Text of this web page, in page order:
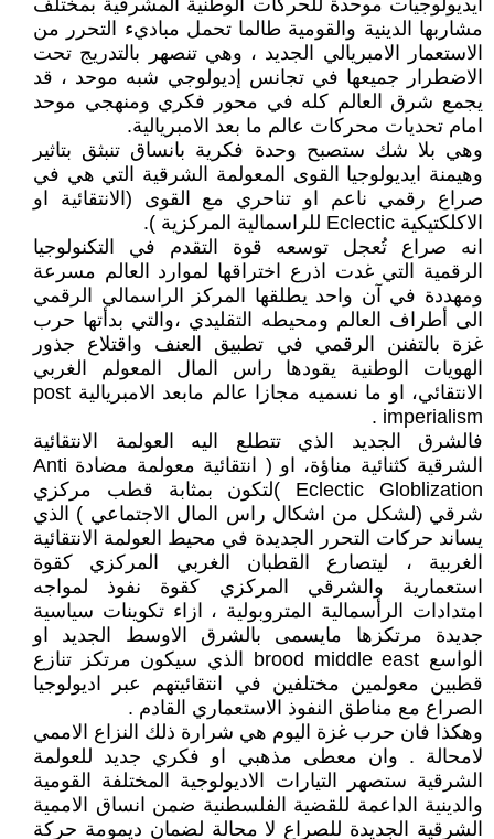
ايديولوجيات موحدة للحركات الوطنية المشرقية بمختلف
مشاربها الدينية والقومية طالما تحمل مباديء التحرر من
الاستعمار الامبريالي الجديد ، وهي تنصهر بالتدريج تحت
الاضطرار جميعها في تجانس إديولوجي شبه موحد ، قد
يجمع شرق العالم كله في محور فكري ومنهجي موحد
امام تحديات محركات عالم ما بعد الامبريالية.
وهي بلا شك ستصبح وحدة فكرية بانساق تنبثق بتاثير
وهيمنة ايديولوجيا القوى المعولمة الشرقية التي هي في
صراع رقمي ناعم او تناحري مع القوى (الانتقائية او
الاكلكتيكية Eclectic للراسمالية المركزية ).
انه صراع تُعجل توسعه قوة التقدم في التكنولوجيا
الرقمية التي غدت اذرع اختراقها لموارد العالم مسرعة
ومهددة في آن واحد يطلقها المركز الراسمالي الرقمي
الى أطراف العالم ومحيطه التقليدي ،والتي بدأتها حرب
غزة بالتفنن الرقمي في تطبيق العنف واقتلاع جذور
الهويات الوطنية يقودها راس المال المعولم الغربي
الانتقائي، او ما نسميه مجازا عالم مابعد الامبريالية post
imperialism .
فالشرق الجديد الذي تتطلع اليه العولمة الانتقائية
الشرقية كثنائية مناؤة، او ( انتقائية معولمة مضادة Anti
Eclectic Globlization )لتكون بمثابة قطب مركزي
شرقي (لشكل من اشكال راس المال الاجتماعي ) الذي
يساند حركات التحرر الجديدة في محيط العولمة الانتقائية
الغربية ، ليتصارع القطبان الغربي المركزي كقوة
استعمارية والشرقي المركزي كقوة نفوذ لمواجه
امتدادات الرأسمالية المتروبولية ، ازاء تكوينات سياسية
جديدة مرتكزها مايسمى بالشرق الاوسط الجديد او
الواسع brood middle east الذي سيكون مرتكز تنازع
قطبين معولمين مختلفين في انتقائيتهم عبر اديولوجيا
الصراع مع مناطق النفوذ الاستعماري القادم .
وهكذا فان حرب غزة اليوم هي شرارة ذلك النزاع الاممي
لامحالة . وان معطى مذهبي او فكري جديد للعولمة
الشرقية ستصهر التيارات الاديولوجية المختلفة القومية
والدينية الداعمة للقضية الفلسطنية ضمن انساق الاممية
الشرقية الجديدة للصراع لا محالة لضمان ديمومة حركة